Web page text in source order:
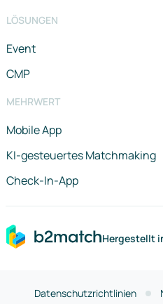
LÖSUNGEN
Event
CMP
MEHRWERT
Mobile App
KI-gesteuertes Matchmaking
Check-In-App
Hergestellt
Datenschutzrichtlinien